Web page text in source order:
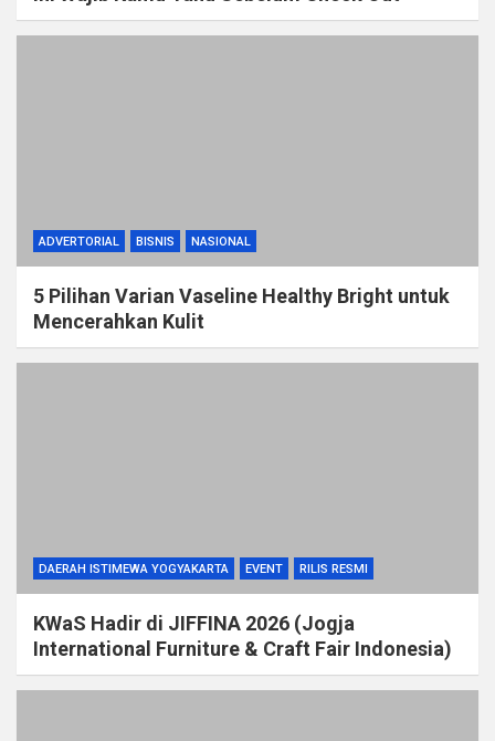
ADVERTORIAL BISNIS NASIONAL
5 Pilihan Varian Vaseline Healthy Bright untuk
Mencerahkan Kulit
DAERAH ISTIMEWA YOGYAKARTA EVENT RILIS RESMI
KWaS Hadir di JIFFINA 2026 (Jogja
International Furniture & Craft Fair Indonesia)